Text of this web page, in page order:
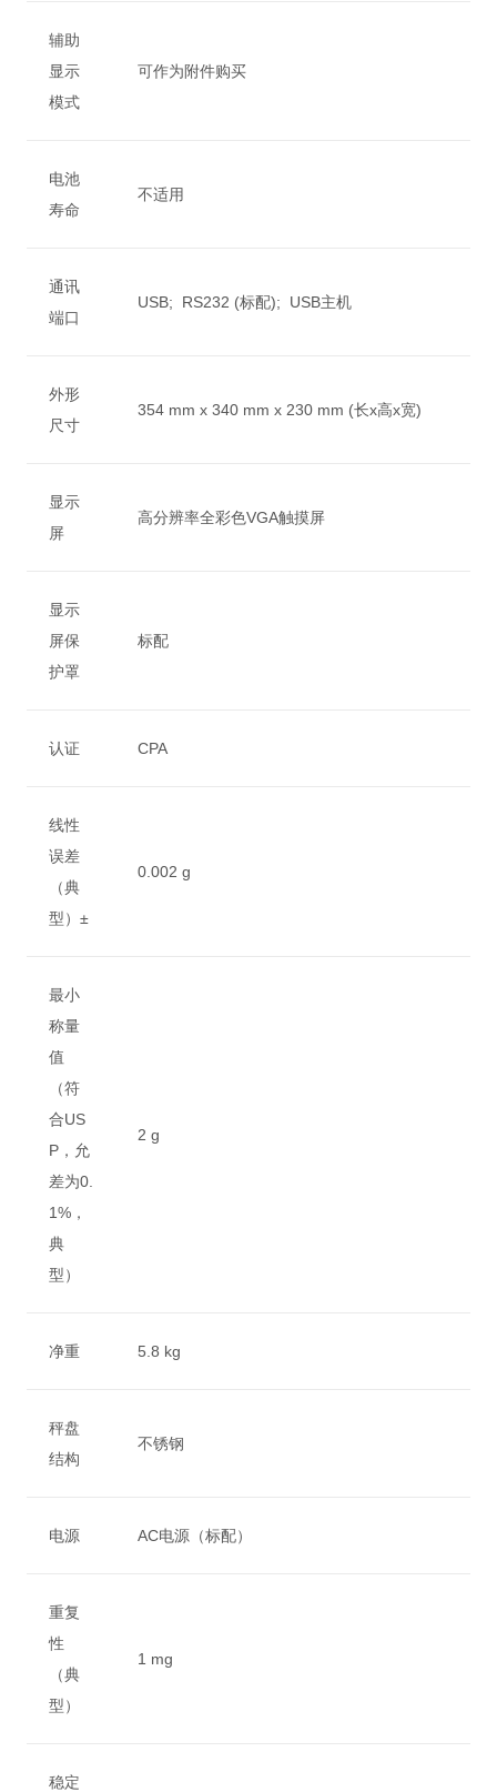
辅助
显示
模式
可作为附件购买
电池
寿命
不适用
通讯
端口
USB; RS232 (标配); USB主机
外形
尺寸
354 mm x 340 mm x 230 mm (长x高x宽)
显示
屏
高分辨率全彩色VGA触摸屏
显示
屏保
护罩
标配
认证 CPA
线性
误差
（典
型）±
0.002 g
最小
称量
值
（符
合US
P，允
差为0.
1%，
典
型）
2 g
净重 5.8 kg
秤盘
结构
不锈钢
电源 AC电源（标配）
重复
性
（典
型）
1 mg
稳定